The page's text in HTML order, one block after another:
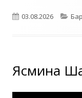
Опубликовано
03.08.2026
Ясмина